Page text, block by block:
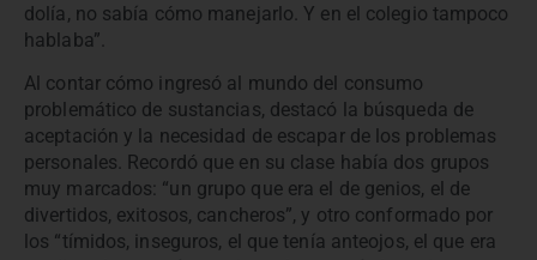
dolía, no sabía cómo manejarlo. Y en el colegio tampoco
hablaba”.
Al contar cómo ingresó al mundo del consumo
problemático de sustancias, destacó la búsqueda de
aceptación y la necesidad de escapar de los problemas
personales. Recordó que en su clase había dos grupos
muy marcados: “un grupo que era el de genios, el de
divertidos, exitosos, cancheros”, y otro conformado por
los “tímidos, inseguros, el que tenía anteojos, el que era